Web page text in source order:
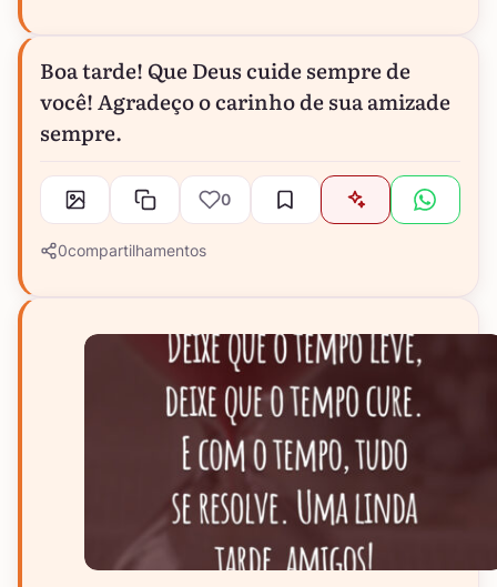
Boa tarde! Que Deus cuide sempre de
você! Agradeço o carinho de sua amizade
sempre.
0
0compartilhamentos